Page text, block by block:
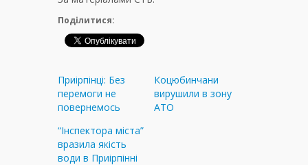
Поділитися:
Приірпінці: Без
перемоги не
повернемось
Коцюбинчани
вирушили в зону
АТО
“Інспектора міста”
вразила якість
води в Приірпінні